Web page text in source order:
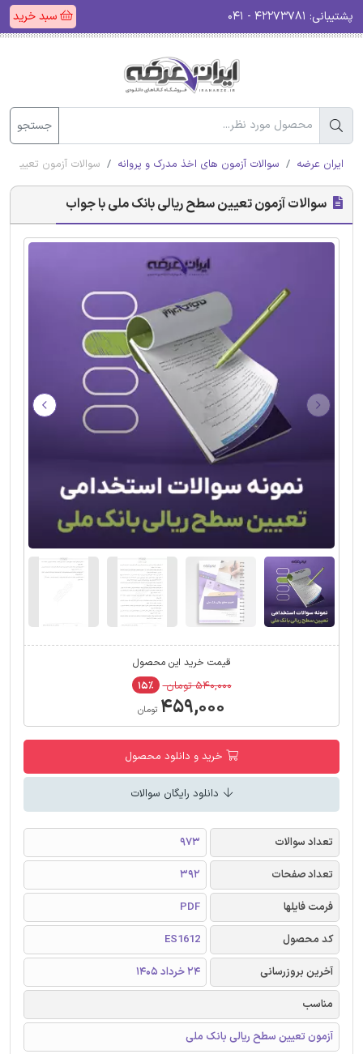
پشتیبانی: سبد خرید
جستجو
ایران عرضه سوالات آزمون های اخذ مدرک و پروانه سوالات آزمون تعیین
سوالات آزمون تعیین سطح ریالی بانک ملی با جواب
قیمت خرید این محصول
۵۴۰,۰۰۰ تومان ۱۵٪
۴۵۹,۰۰۰ تومان
خرید و دانلود محصول
دانلود رایگان سوالات
تعداد سوالات
973
تعداد صفحات
392
فرمت فایلها
PDF
کد محصول
ES1612
آخرین بروزرسانی
24 خرداد 1405
مناسب
آزمون تعیین سطح ریالی بانک ملی